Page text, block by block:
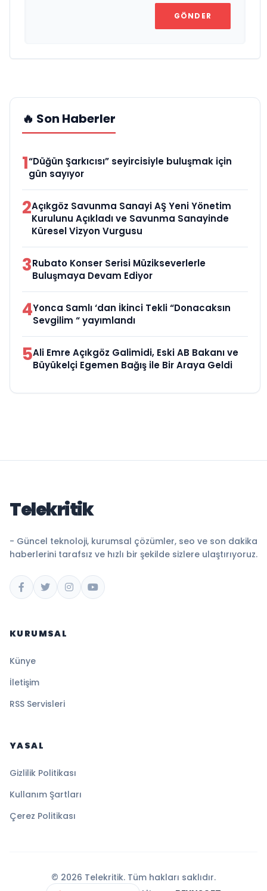
GÖNDER
🔥 Son Haberler
1“Düğün Şarkıcısı” seyircisiyle buluşmak için
gün sayıyor
2Açıkgöz Savunma Sanayi AŞ Yeni Yönetim
Kurulunu Açıkladı ve Savunma Sanayinde
Küresel Vizyon Vurgusu
3Rubato Konser Serisi Müzikseverlerle
Buluşmaya Devam Ediyor
4Yonca Samlı ‘dan İkinci Tekli “Donacaksın
Sevgilim “ yayımlandı
5Ali Emre Açıkgöz Galimidi, Eski AB Bakanı ve
Büyükelçi Egemen Bağış ile Bir Araya Geldi
Telekritik
- Güncel teknoloji, kurumsal çözümler, seo ve son dakika
haberlerini tarafsız ve hızlı bir şekilde sizlere ulaştırıyoruz.
KURUMSAL
Künye
İletişim
RSS Servisleri
YASAL
Gizlilik Politikası
Kullanım Şartları
Çerez Politikası
© 2026 Telekritik. Tüm hakları saklıdır.